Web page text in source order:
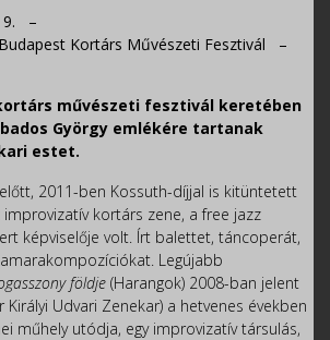
9. –
Kortárs Művészeti Fesztivál –
művészeti fesztivál keretében
György emlékére tartanak
estet.
2011-ben Kossuth-díjjal is kitüntetett
improvizatív kortárs zene, a free jazz
képviselője volt. Írt balettet, táncoperát,
Legújabb
földje (Harangok) 2008-ban jelent
Királyi Udvari Zenekar) a hetvenes években
műhely utódja, egy improvizatív társulás,